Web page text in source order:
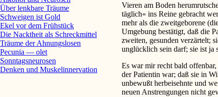
Vieren am Boden
täglich« ins Reine gebracht
mehr als die zweitgeborene
Umgebung bestätigt, daß die
zweiten, gesunden verzärtelt;
unglücklich sein darf; sie ist ja
Es war mir recht bald
der Patientin war; daß sie in
unbewußt herbeisehnte und
neuen Anstrengungen nicht
Über lenkbare Träume
Schweigen ist Gold
Ekel vor dem Frühstück
Die Nacktheit als Schreckmittel
Träume der Ahnungslosen
Pecunia — olet
Sonntagsneurosen
Denken und Muskelinnervation